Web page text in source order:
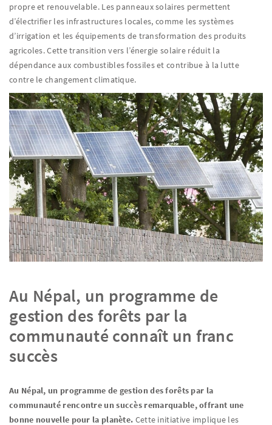
propre et renouvelable. Les panneaux solaires permettent
d’électrifier les infrastructures locales, comme les systèmes
d’irrigation et les équipements de transformation des produits
agricoles. Cette transition vers l’énergie solaire réduit la
dépendance aux combustibles fossiles et contribue à la lutte
contre le changement climatique.
Au Népal, un programme de
gestion des forêts par la
communauté connaît un franc
succès
Au Népal, un programme de gestion des forêts par la
communauté rencontre un succès remarquable, offrant une
bonne nouvelle pour la planète. Cette initiative implique les